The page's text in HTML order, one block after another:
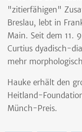
"zitierfähigen"
Breslau, lebt in
Main. Seit dem 11.
Curtius dyadisch-
mehr
Hauke erhält den
Heitland-
Münch-Preis.